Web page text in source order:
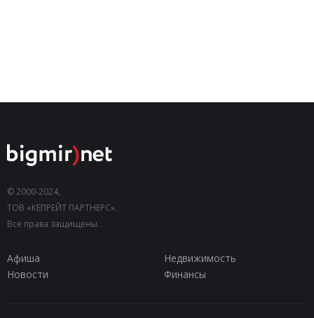
© 2000-2024,
ТОВ «КЕПРЕЙТ ПАРТНЕРС».
Все права защищены.
Афиша
Недвижимость
Новости
Финансы